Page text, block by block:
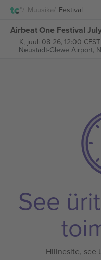
Muusika Festival
Airbeat One Festival
K, juuli 08 26, 12:00 CEST
Neustadt-Glewe Airport,
See
Hilinesite, see